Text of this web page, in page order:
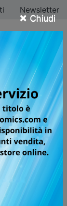
× Chiudi
Newsletter